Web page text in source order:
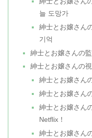
늘 도망가
紳士とお嬢さん
기억
紳士とお嬢さんの
紳士とお嬢さんの
紳士とお嬢さん
紳士とお嬢さん
紳士とお嬢さん
Netflix！
紳士とお嬢さん